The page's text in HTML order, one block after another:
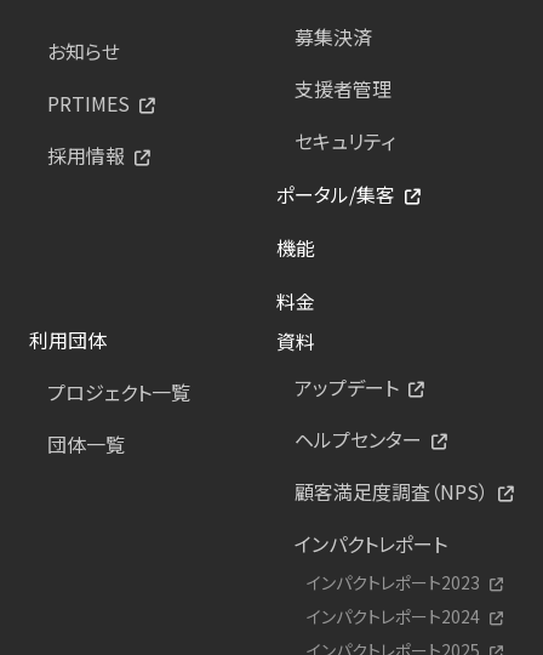
お知らせ
PRTIMES
採用情報
募集決済
支援者管理
セキュリティ
ポータル/集客
機能
料金
利用団体
プロジェクト一覧
団体一覧
資料
アップデート
ヘルプセンター
顧客満足度調査（NPS）
インパクトレポート
インパクトレポート2023
インパクトレポート2024
インパクトレポート2025